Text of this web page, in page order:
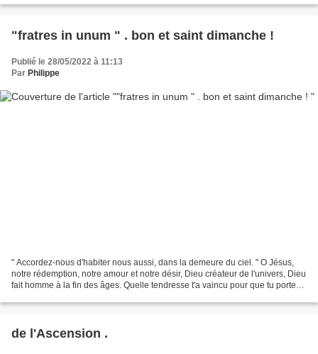
"fratres in unum " . bon et saint dimanche !
Publié le 28/05/2022 à 11:13
Par Philippe
" Accordez-nous d'habiter nous aussi, dans la demeure du ciel. " O Jésus,
notre rédemption, notre amour et notre désir, Dieu créateur de l'univers, Dieu
fait homme à la fin des âges. Quelle tendresse t'a vaincu pour que tu portes
de l'Ascension .